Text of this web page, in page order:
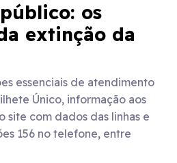
os
extinção da
essenciais de atendimento
Único, informação aos
site com dados das linhas e
156 no telefone, entre